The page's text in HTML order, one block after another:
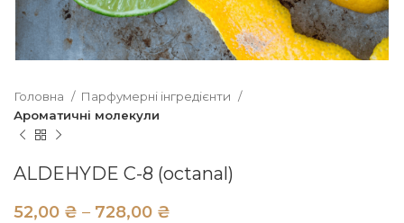
Головна
Парфумерні інгредієнти
Ароматичні молекули
ALDEHYDE C-8 (octanal)
₴ ₴